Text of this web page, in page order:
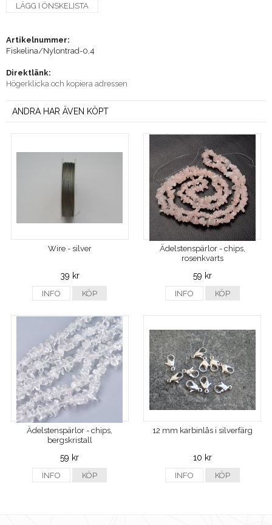
LÄGG I ÖNSKELISTA
Artikelnummer:
Fiskelina/Nylontrad-0,4
Direktlänk:
Högerklicka och kopiera adressen
ANDRA HAR ÄVEN KÖPT
Wire - silver
39 kr
INFO KÖP
Ädelstenspärlor - chips,
rosenkvarts
59 kr
INFO KÖP
Ädelstenspärlor - chips,
bergskristall
59 kr
INFO KÖP
12 mm karbinlås i silverfärg
10 kr
INFO KÖP